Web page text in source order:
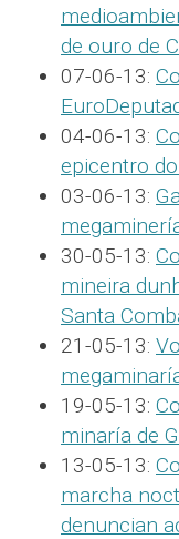
de ouro de
07-06-13:
04-06-13:
epicentro
03-06-13:
30-05-13:
mineira
Santa
21-05-13:
19-05-13:
minaría de
13-05-13:
marcha
denuncian